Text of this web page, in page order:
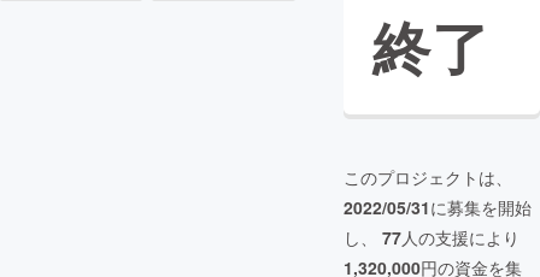
終了
このプロジェクトは、
2022/05/31に募集を開始
し、 77人の支援により
1,320,000円の資金を集